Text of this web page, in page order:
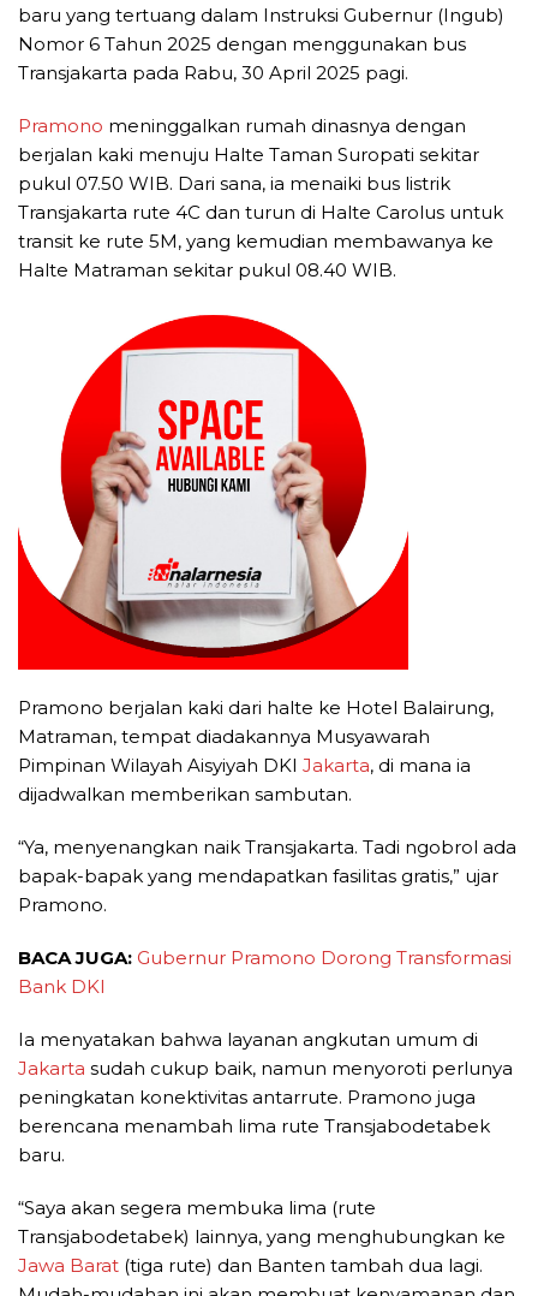
baru yang tertuang dalam Instruksi Gubernur (Ingub)
Nomor 6 Tahun 2025 dengan menggunakan bus
Transjakarta pada Rabu, 30 April 2025 pagi.
Pramono meninggalkan rumah dinasnya dengan
berjalan kaki menuju Halte Taman Suropati sekitar
pukul 07.50 WIB. Dari sana, ia menaiki bus listrik
Transjakarta rute 4C dan turun di Halte Carolus untuk
transit ke rute 5M, yang kemudian membawanya ke
Halte Matraman sekitar pukul 08.40 WIB.
Pramono berjalan kaki dari halte ke Hotel Balairung,
Matraman, tempat diadakannya Musyawarah
Pimpinan Wilayah Aisyiyah DKI Jakarta, di mana ia
dijadwalkan memberikan sambutan.
“Ya, menyenangkan naik Transjakarta. Tadi ngobrol ada
bapak-bapak yang mendapatkan fasilitas gratis,” ujar
Pramono.
BACA JUGA: Gubernur Pramono Dorong Transformasi
Bank DKI
Ia menyatakan bahwa layanan angkutan umum di
Jakarta sudah cukup baik, namun menyoroti perlunya
peningkatan konektivitas antarrute. Pramono juga
berencana menambah lima rute Transjabodetabek
baru.
“Saya akan segera membuka lima (rute
Transjabodetabek) lainnya, yang menghubungkan ke
Jawa Barat (tiga rute) dan Banten tambah dua lagi.